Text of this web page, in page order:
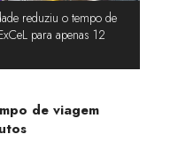
reduziu o tempo de
para apenas 12
de viagem